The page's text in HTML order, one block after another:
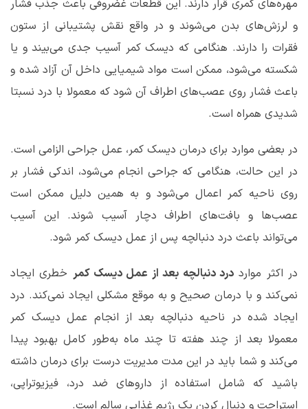
مهره‌های کمری قرار دارند. این قطعات غضروفی باعث جذب فشار
و لرزش‌های بدن می‌شوند و در واقع نقش پشتیبانی از ستون
فقرات را دارند. هنگامی که دیسک کمر آسیب جدی می‌بیند و یا
شکسته می‌شود، ممکن است مواد شیمیایی داخل آن آزاد شده و
باعث فشار روی عصب‌های اطراف آن شود که معمولا با درد نسبتا
شدیدی همراه است.
در بعضی موارد برای درمان دیسک کمر، عمل جراحی الزامی است.
در این حالت، هنگامی که جراحی انجام می‌شود، اندکی فشار بر
روی ناحیه کمر اعمال می‌شود و به همین دلیل ممکن است
عصب‌ها و بافت‌های اطراف دچار آسیب شوند. این آسیب
می‌تواند باعث درد دنبالچه پس از عمل دیسک کمر شود.
در اکثر موارددرد دنبالچه بعد از عمل دیسک کمر خطری ایجاد
نمی‌کند و با درمان صحیح و به موقع مشکلی ایجاد نمی‌کند. درد
ایجاد شده در ناحیه دنبالچه بعد از انجام عمل دیسک کمر
معمولا بعد از چند هفته تا چند ماه به‌طور کامل بهبود پیدا
می‌کند و شما باید در این مدت مدیریت درست برای درمان داشته
باشید که شامل استفاده از داروهای ضد درد، فیزیوتراپی،
استراحت و دنبال کردن یک رژیم غذایی سالم است.